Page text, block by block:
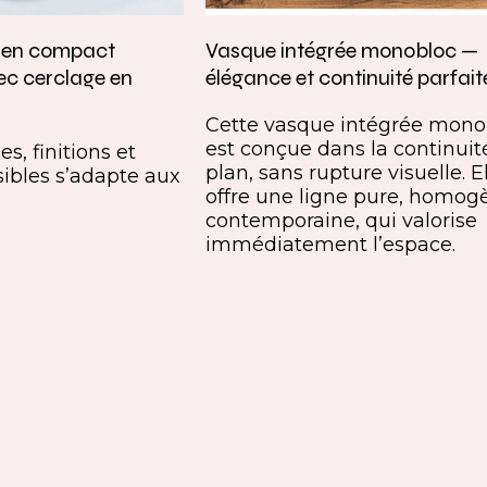
compact
cerclage en
finitions et
s’adapte aux
Vasque intégrée monobloc —
élégance et continuité
Cette vasque intégrée
est conçue dans la
plan, sans rupture visuelle.
offre une ligne pure,
contemporaine, qui valorise
immédiatement l’espace.